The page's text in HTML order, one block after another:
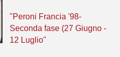
"Peroni Francia '98-
Seconda fase (27 Giugno -
12 Luglio"